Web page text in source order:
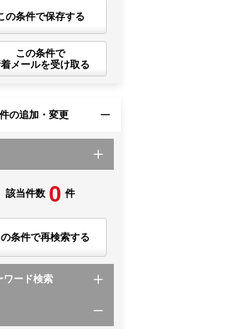
の条件で保存する
この条件で
メールを受け取る
の追加・変更
該当件数 0 件
条件で再検索する
ワード検索